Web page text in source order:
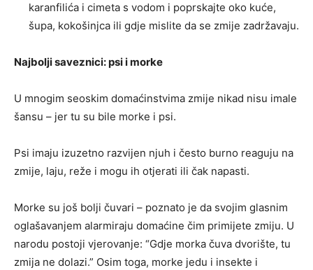
karanfilića i cimeta s vodom i poprskajte oko kuće,
šupa, kokošinjca ili gdje mislite da se zmije zadržavaju.
Najbolji saveznici: psi i morke
U mnogim seoskim domaćinstvima zmije nikad nisu imale
šansu – jer tu su bile morke i psi.
Psi imaju izuzetno razvijen njuh i često burno reaguju na
zmije, laju, reže i mogu ih otjerati ili čak napasti.
Morke su još bolji čuvari – poznato je da svojim glasnim
oglašavanjem alarmiraju domaćine čim primijete zmiju. U
narodu postoji vjerovanje: “Gdje morka čuva dvorište, tu
zmija ne dolazi.” Osim toga, morke jedu i insekte i